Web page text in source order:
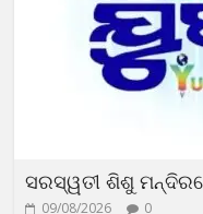
ସରସ୍ୱତୀ ଶିଶୁ ମନ୍ଦିରରେ
09/08/2026 0